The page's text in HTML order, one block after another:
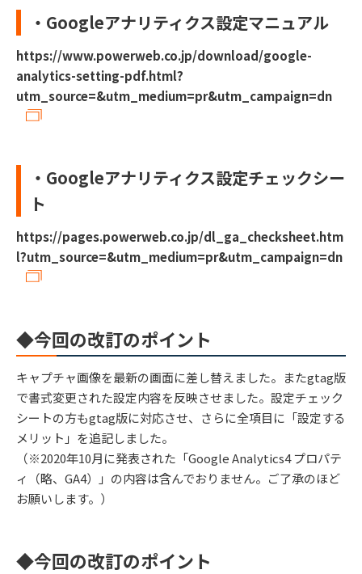
・Googleアナリティクス設定マニュアル
https://www.powerweb.co.jp/download/google-
analytics-setting-pdf.html?
utm_source=&utm_medium=pr&utm_campaign=dn
・Googleアナリティクス設定チェックシー
ト
https://pages.powerweb.co.jp/dl_ga_checksheet.htm
l?utm_source=&utm_medium=pr&utm_campaign=dn
◆今回の改訂のポイント
キャプチャ画像を最新の画面に差し替えました。またgtag版
で書式変更された設定内容を反映させました。設定チェック
シートの方もgtag版に対応させ、さらに全項目に「設定する
メリット」を追記しました。
（※2020年10月に発表された「Google Analytics4 プロパテ
ィ（略、GA4）」の内容は含んでおりません。ご了承のほど
お願いします。）
◆今回の改訂のポイント